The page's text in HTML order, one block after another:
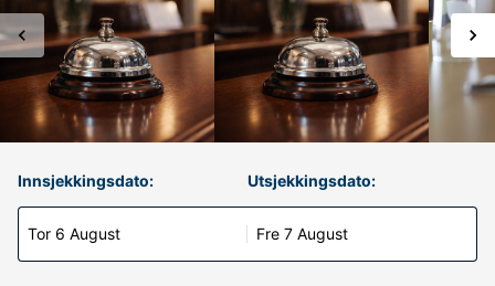
Innsjekkingsdato:
Tor 6 August
Utsjekkingsdato:
Fre 7 August